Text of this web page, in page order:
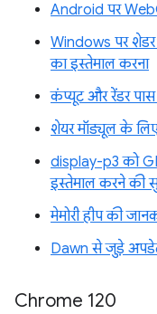
Android पर
Windows पर
का इस्तेमाल करना
कंप्यूट और रेंडर पास
शेयर मॉड्यूल के लिए
display-p3 को
इस्तेमाल करने की
मेमोरी हीप की
Dawn से जुड़े
Chrome 120